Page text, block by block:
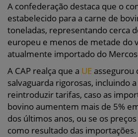
A confederação destaca que o
estabelecido para a carne de
toneladas, representando cerca
europeu e menos de metade do
atualmente importado do
A CAP realça que a UE assegurou
salvaguarda rigorosas, incluindo
reintroduzir tarifas, caso as
bovino aumentem mais de 5%
dos últimos anos, ou se os
como resultado das importações.